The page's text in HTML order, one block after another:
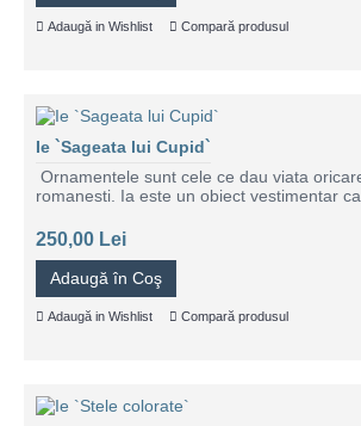
Adaugă in Wishlist Compară produsul
Ie `Sageata lui Cupid`
Ornamentele sunt cele ce dau viata
romanesti. Ia este un obiect vestimentar
250,00 Lei
Adaugă în Coş
Adaugă in Wishlist Compară produsul